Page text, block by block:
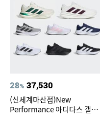
28% 37,530
(신세계마산점)New
Performance 아디다스 갤럭시